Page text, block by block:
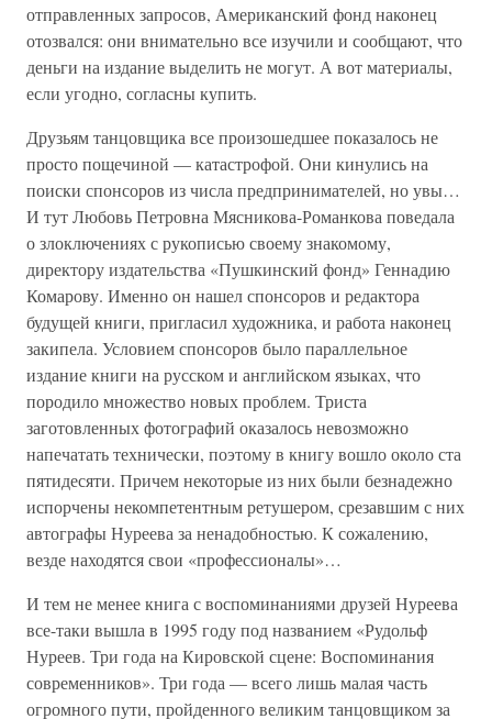
отправленных запросов, Американский фонд наконец
отозвался: они внимательно все изучили и сообщают, что
деньги на издание выделить не могут. А вот материалы,
если угодно, согласны купить.
Друзьям танцовщика все произошедшее показалось не
просто пощечиной — катастрофой. Они кинулись на
поиски спонсоров из числа предпринимателей, но увы…
И тут Любовь Петровна Мясникова-Романкова поведала
о злоключениях с рукописью своему знакомому,
директору издательства «Пушкинский фонд» Геннадию
Комарову. Именно он нашел спонсоров и редактора
будущей книги, пригласил художника, и работа наконец
закипела. Условием спонсоров было параллельное
издание книги на русском и английском языках, что
породило множество новых проблем. Триста
заготовленных фотографий оказалось невозможно
напечатать технически, поэтому в книгу вошло около ста
пятидесяти. Причем некоторые из них были безнадежно
испорчены некомпетентным ретушером, срезавшим с них
автографы Нуреева за ненадобностью. К сожалению,
везде находятся свои «профессионалы»…
И тем не менее книга с воспоминаниями друзей Нуреева
все-таки вышла в 1995 году под названием «Рудольф
Нуреев. Три года на Кировской сцене: Воспоминания
современников». Три года — всего лишь малая часть
огромного пути, пройденного великим танцовщиком за